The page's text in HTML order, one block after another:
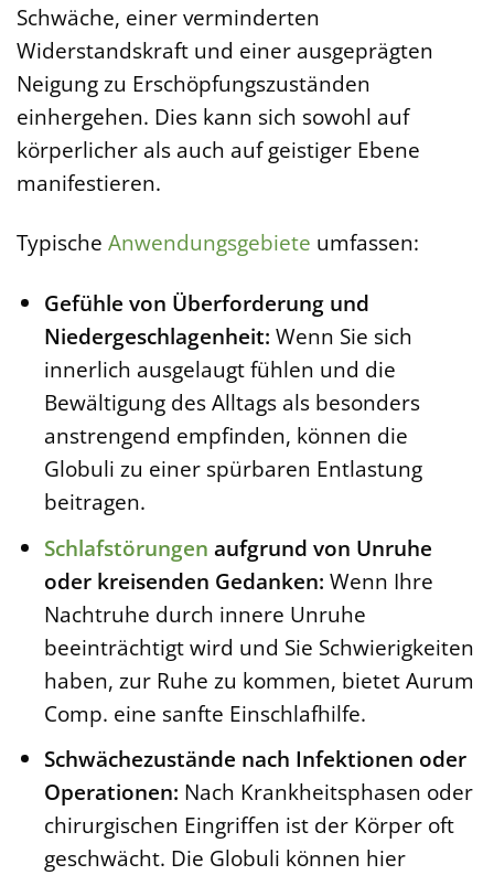
Schwäche, einer verminderten
Widerstandskraft und einer ausgeprägten
Neigung zu Erschöpfungszuständen
einhergehen. Dies kann sich sowohl auf
körperlicher als auch auf geistiger Ebene
manifestieren.
Typische Anwendungsgebiete umfassen:
Gefühle von Überforderung und
Niedergeschlagenheit: Wenn Sie sich
innerlich ausgelaugt fühlen und die
Bewältigung des Alltags als besonders
anstrengend empfinden, können die
Globuli zu einer spürbaren Entlastung
beitragen.
Schlafstörungen aufgrund von Unruhe
oder kreisenden Gedanken: Wenn Ihre
Nachtruhe durch innere Unruhe
beeinträchtigt wird und Sie Schwierigkeiten
haben, zur Ruhe zu kommen, bietet Aurum
Comp. eine sanfte Einschlafhilfe.
Schwächezustände nach Infektionen oder
Operationen: Nach Krankheitsphasen oder
chirurgischen Eingriffen ist der Körper oft
geschwächt. Die Globuli können hier